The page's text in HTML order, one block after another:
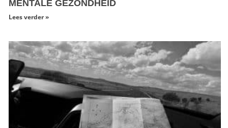
MENTALE GEZONDHEID
Lees verder »